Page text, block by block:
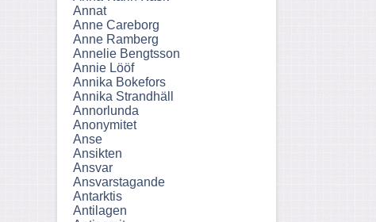
Annat
Anne Careborg
Anne Ramberg
Annelie Bengtsson
Annie Lööf
Annika Bokefors
Annika Strandhäll
Annorlunda
Anonymitet
Anse
Ansikten
Ansvar
Ansvarstagande
Antarktis
Antilagen